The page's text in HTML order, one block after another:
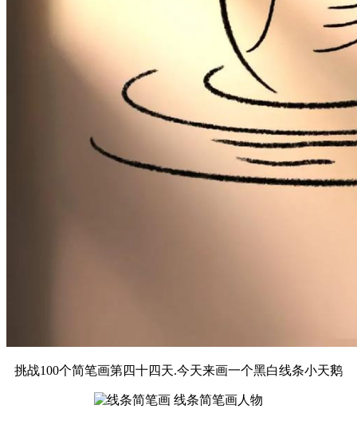
挑战100个简笔画第四十四天.今天来画一个黑白线条小天鹅